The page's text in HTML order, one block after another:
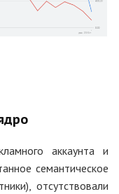
аккаунта и
семантическое
отсутствовали